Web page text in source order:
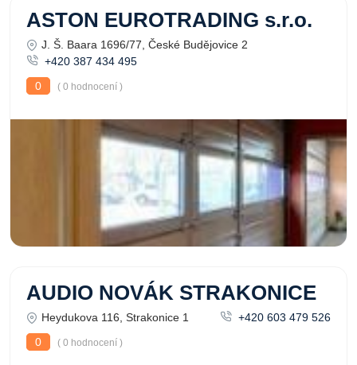
ASTON EUROTRADING s.r.o.
J. Š. Baara 1696/77, České Budějovice 2
+420 387 434 495
0
( 0 hodnocení )
AUDIO NOVÁK STRAKONICE
Heydukova 116, Strakonice 1
+420 603 479 526
0
( 0 hodnocení )